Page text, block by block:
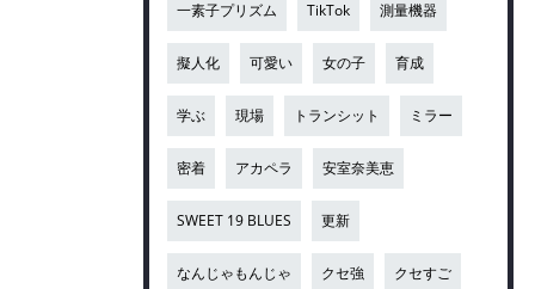
一素子プリズム TikTok 測量機器
擬人化 可愛い 女の子 育成
学ぶ 現場 トランシット ミラー
密着 アカペラ 安室奈美恵
SWEET 19 BLUES 更新
なんじゃもんじゃ クセ強 クセすご